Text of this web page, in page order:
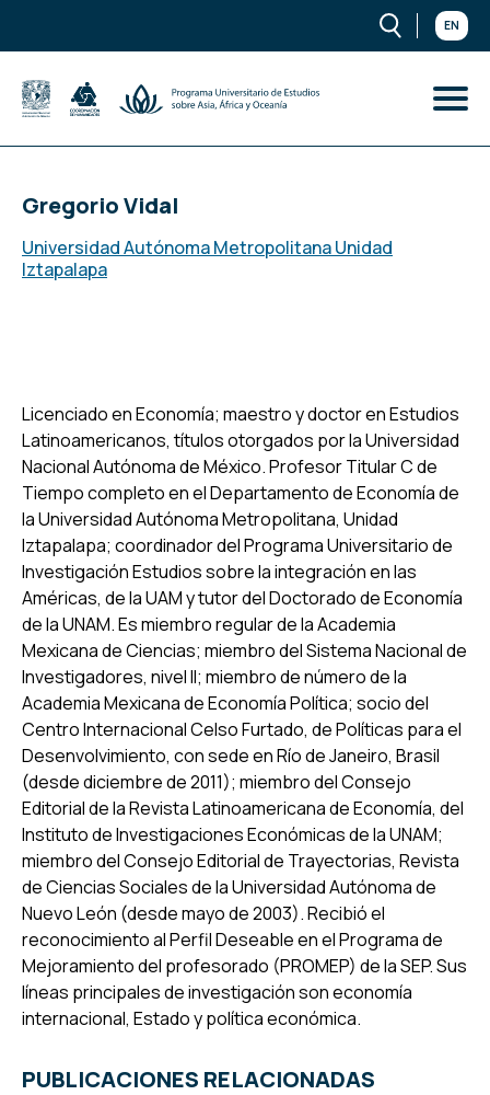
EN
Gregorio Vidal
Universidad Autónoma Metropolitana Unidad
Iztapalapa
Licenciado en Economía; maestro y doctor en Estudios
Latinoamericanos, títulos otorgados por la Universidad
Nacional Autónoma de México. Profesor Titular C de
Tiempo completo en el Departamento de Economía de
la Universidad Autónoma Metropolitana, Unidad
Iztapalapa; coordinador del Programa Universitario de
InvestigaciónEstudios sobre la integración en las
Américas, de la UAM y tutor del Doctorado de Economía
de la UNAM. Es miembro regular de la Academia
Mexicana de Ciencias; miembro del Sistema Nacional de
Investigadores, nivel II; miembro de número de la
Academia Mexicana de Economía Política; socio del
Centro Internacional Celso Furtado, de Políticas para el
Desenvolvimiento, con sede en Río de Janeiro, Brasil
(desde diciembre de 2011); miembro del Consejo
Editorial de laRevista Latinoamericana de Economía, del
Instituto de Investigaciones Económicas de la UNAM;
miembro del Consejo Editorial de Trayectorias, Revista
de Ciencias Sociales de la Universidad Autónoma de
Nuevo León (desde mayo de 2003). Recibió el
reconocimiento al Perfil Deseable en el Programa de
Mejoramiento del profesorado (PROMEP) de la SEP. Sus
líneas principales de investigación son economía
internacional, Estado y política económica.
PUBLICACIONES RELACIONADAS